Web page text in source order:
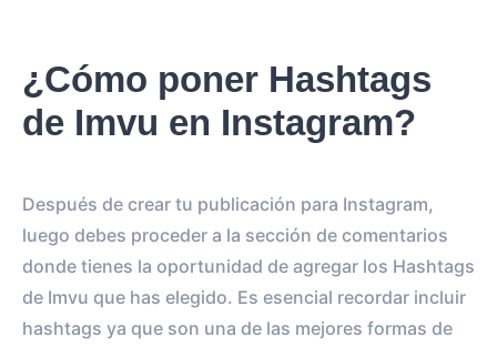
¿Cómo poner Hashtags
de Imvu en Instagram?
Después de crear tu publicación para Instagram,
luego debes proceder a la sección de comentarios
donde tienes la oportunidad de agregar los Hashtags
de Imvu que has elegido. Es esencial recordar incluir
hashtags ya que son una de las mejores formas de